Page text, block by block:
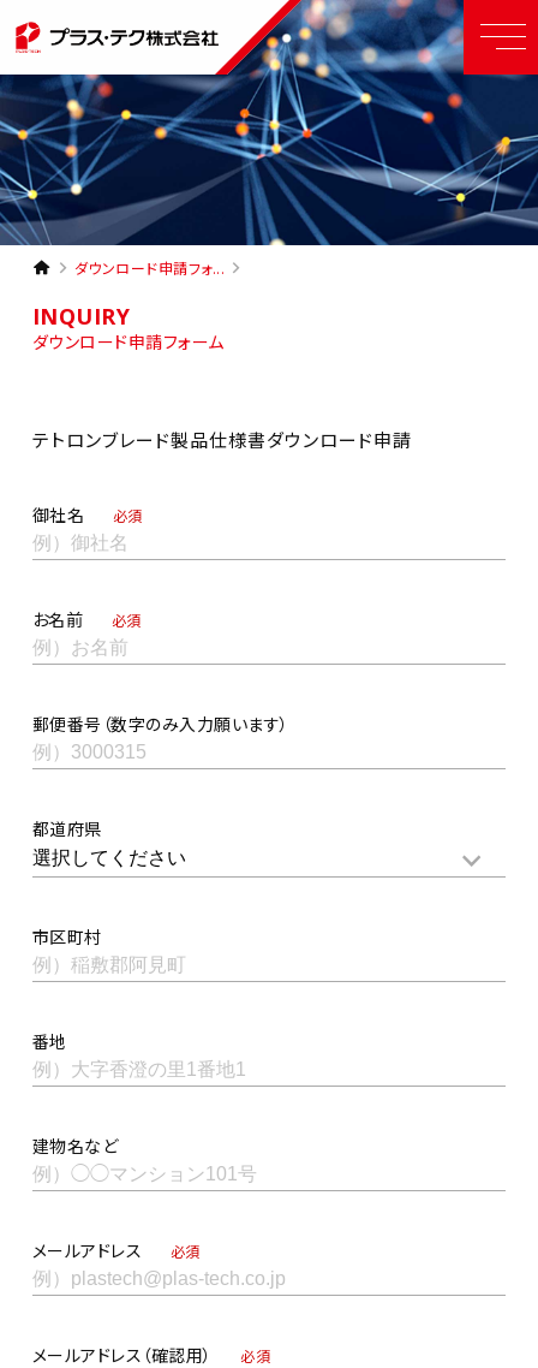
ダウンロード申請フォ...
INQUIRY
ダウンロード申請フォーム
テトロンブレード製品仕様書ダウンロード申請
御社名 必須
お名前 必須
郵便番号（数字のみ入力願います）
都道府県
市区町村
番地
建物名など
メールアドレス 必須
メールアドレス（確認用） 必須